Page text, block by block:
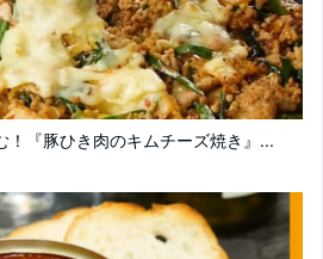
！『豚ひき肉のキムチーズ焼き』...